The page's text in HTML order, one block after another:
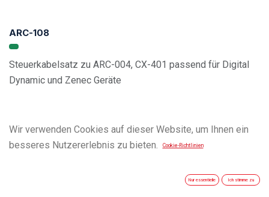
ARC-108
Steuerkabelsatz zu ARC-004, CX-401 passend für Digital
Dynamic und Zenec Geräte
Wir verwenden Cookies auf dieser Website, um Ihnen ein
besseres Nutzererlebnis zu bieten.
Cookie-Richtlinien
Nur essentielle Ich stimme zu